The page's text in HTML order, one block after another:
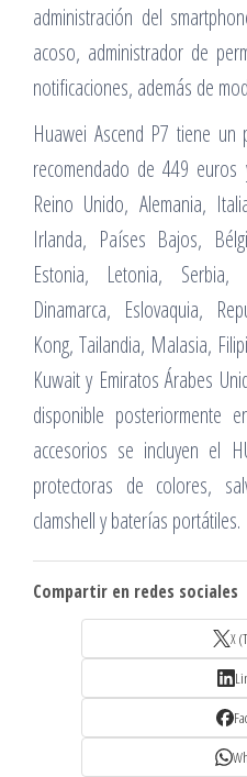
administración del
acoso, administrador de
notificaciones, además de
Huawei Ascend P7 tiene
recomendado de 449
Reino Unido, Alemania,
Irlanda, Países Bajos,
Estonia, Letonia, Serbia,
Dinamarca, Eslovaquia,
Kong, Tailandia, Malasia,
Kuwait y Emiratos Árabes
disponible posteriormente
accesorios se incluyen el
protectoras de colores,
clamshell y baterías portátiles.
Compartir en redes sociales
X